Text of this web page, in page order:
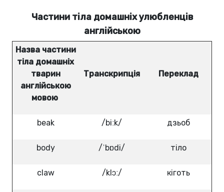
Частини тіла домашніх улюбленців
англійською
Назва частини
тіла домашніх
тварин
англійською
мовою
Транскрипція Переклад
beak /biːk/ дзьоб
body /ˈbɒdi/ тіло
claw /klɔː/ кіготь